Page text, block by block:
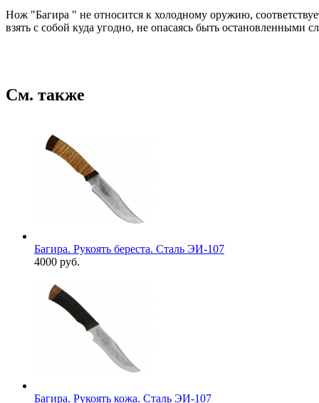
Нож "Багира " не относится к холодному оружию,
взять с собой куда угодно, не опасаясь быть
См. также
Багира. Рукоять береста. Сталь ЭИ-107
4000 руб.
Багира. Рукоять кожа. Сталь ЭИ-107